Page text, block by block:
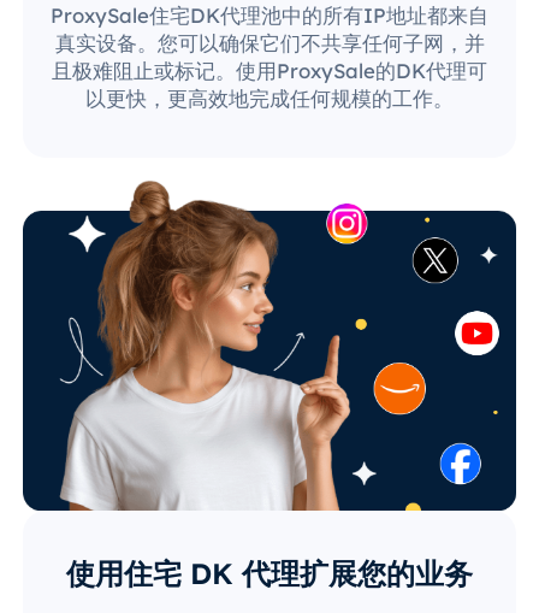
ProxySale住宅DK代理池中的所有IP地址都来自
真实设备。您可以确保它们不共享任何子网，并
且极难阻止或标记。使用ProxySale的DK代理可
以更快，更高效地完成任何规模的工作。
使用住宅 DK 代理扩展您的业务